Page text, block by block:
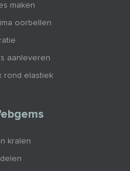
maken
oorbellen
aanleveren
rond elastiek
kralen